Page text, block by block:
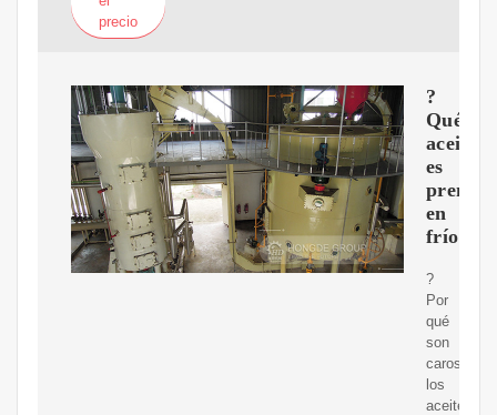
precio
?
Qué
aceite
es
en
frío?
?
Por
qué
son
caros
los
aceites